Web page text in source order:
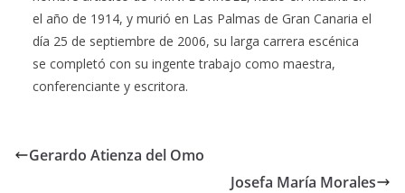
el año de 1914, y murió en Las Palmas de Gran Canaria el
día 25 de septiembre de 2006, su larga carrera escénica
se completó con su ingente trabajo como maestra,
conferenciante y escritora.
Gerardo Atienza del Omo
Josefa María Morales